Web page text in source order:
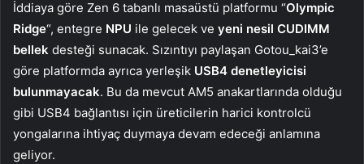
İddiaya göre Zen 6 tabanlı masaüstü platformu “Olympic
Ridge“, entegre NPU ile gelecek ve yeni nesil CUDIMM
bellek desteği sunacak. Sızıntıyı paylaşan Gotou_kai3’e
göre platformda ayrıca yerleşik USB4 denetleyicisi
bulunmayacak. Bu da mevcut AM5 anakartlarında olduğu
gibi USB4 bağlantısı için üreticilerin harici kontrolcü
yongalarına ihtiyaç duymaya devam edeceği anlamına
geliyor.